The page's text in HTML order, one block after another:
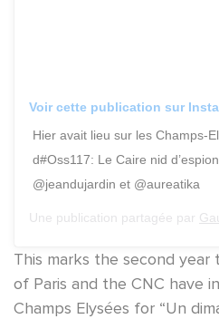
Voir cette publication sur
Hier avait lieu sur les Champs-
d#Oss117: Le Caire nid
@jeandujardin et @aureatika
Une publication partagée par
This marks the second
of Paris and the CNC have
Champs Elysées for “Un